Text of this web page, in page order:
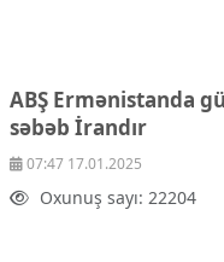
ABŞ Ermənistanda
səbəb İrandır
07:47 17.01.2025
Oxunuş sayı: 22204